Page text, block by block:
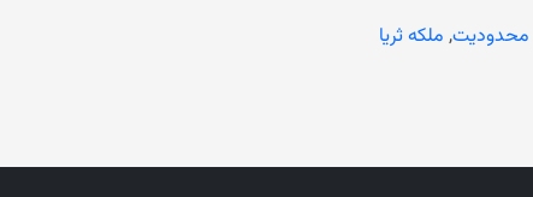
ملکه ثریا در هالند، درباره وضعیت فعلی زنان افغانستان نیز صحبت کردند. آنان گفتند زنان و دختران افغانستان از حقوق اساسی خود
محدودیت, ملکه ثریا